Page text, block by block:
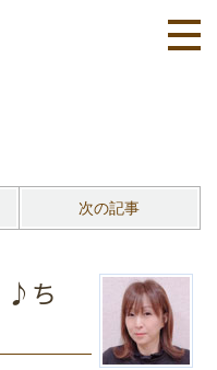
次の記事
♪ち